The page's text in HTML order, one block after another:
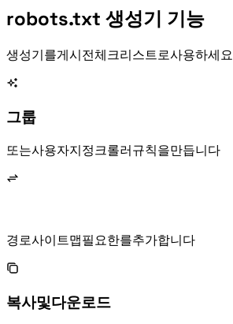
robots.txt 생성기 기능
robots.txt 생성기를 게시 전 SEO 체크리스트로 사용하세요.
User-agent 그룹
*, Googlebot, Bingbot 또는 사용자 지정 크롤러 규칙을 만듭니다.
경로, 사이트맵, 필요한 Crawl-delay를 추가합니다.
복사 및 다운로드